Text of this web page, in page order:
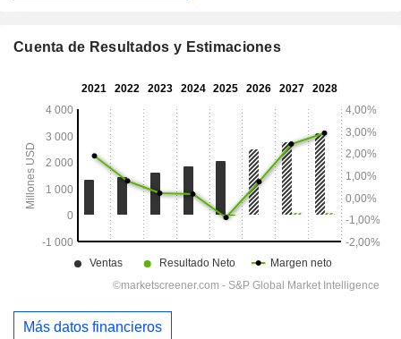
Cuenta de Resultados y Estimaciones
Más datos financieros